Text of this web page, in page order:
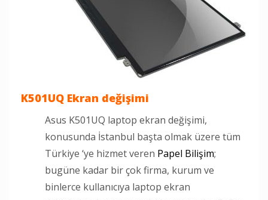
K501UQ Ekran değişimi
Asus K501UQ laptop ekran değişimi,
konusunda İstanbul başta olmak üzere tüm
Türkiye ‘ye hizmet veren Papel Bilişim;
bugüne kadar bir çok firma, kurum ve
binlerce kullanıcıya laptop ekran